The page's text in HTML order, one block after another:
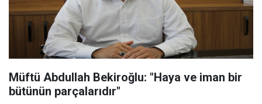
Müftü Abdullah Bekiroğlu: "Haya ve iman bir
bütünün parçalarıdır"